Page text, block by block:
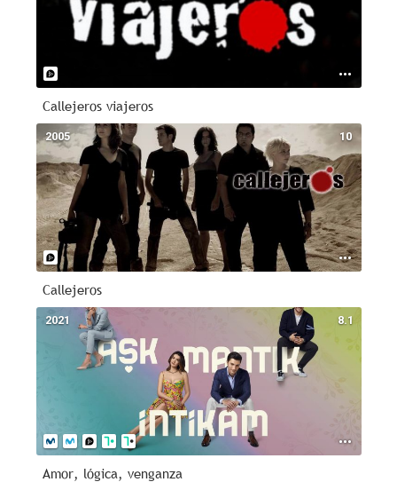
Callejeros viajeros
10
2005
Callejeros
8.1
2021
Amor, lógica, venganza